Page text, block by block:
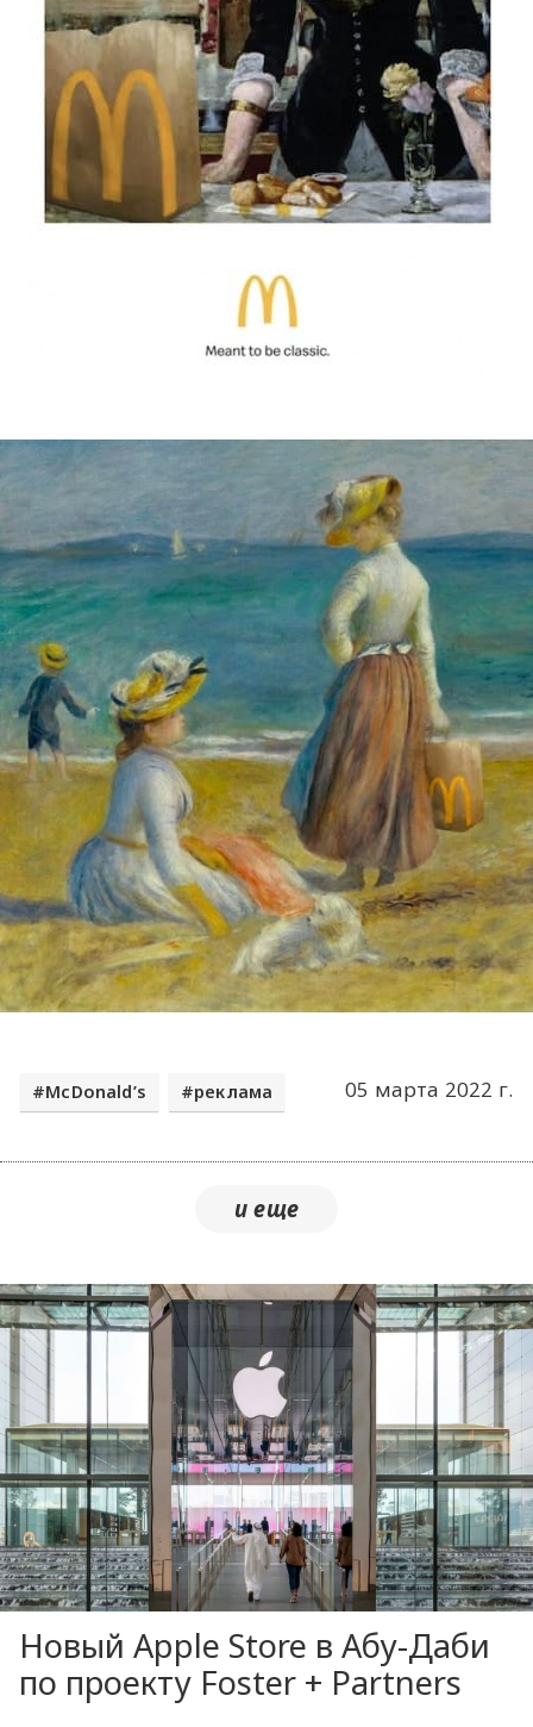
05 марта 2022 г.
McDonald’s реклама
Новый Apple Store в Абу-Даби
по проекту Foster + Partners